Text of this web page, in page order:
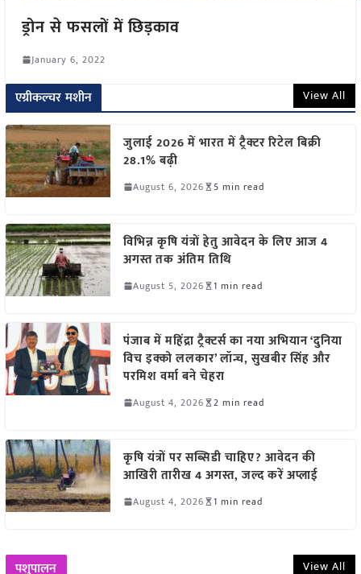
ड्रोन से फसलों में छिड़काव
January 6, 2022
एग्रीकल्चर मशीन View All
जुलाई 2026 में भारत में ट्रैक्टर रिटेल बिक्री
28.1% बढ़ी
August 6, 2026 5 min read
विभिन्न कृषि यंत्रों हेतु आवेदन के लिए आज 4
अगस्त तक अंतिम तिथि
August 5, 2026 1 min read
पंजाब में महिंद्रा ट्रैक्टर्स का नया अभियान ‘दुनिया
विच इक्को ललकार’ लॉन्च, सुखबीर सिंह और
परमिश वर्मा बने चेहरा
August 4, 2026 2 min read
कृषि यंत्रों पर सब्सिडी चाहिए? आवेदन की
आखिरी तारीख 4 अगस्त, जल्द करें अप्लाई
August 4, 2026 1 min read
पशुपालन View All